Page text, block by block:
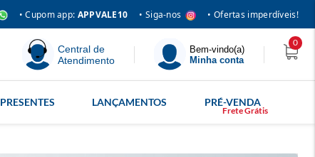
• Cupom app: APPVALE10 • Siga-nos • Ofertas imperdíveis!
Central de
Atendimento
Bem-vindo(a)
Minha conta
0
PRESENTES LANÇAMENTOS PRÉ-VENDA